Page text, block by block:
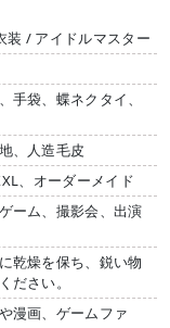
装 / アイドルマスター
手袋、蝶ネクタイ、
、人造毛皮
、オーダーメイド
ーム、撮影会、出演
乾燥を保ち、鋭い物
ださい。
漫画、ゲームファ